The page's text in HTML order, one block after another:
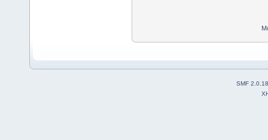
SMF 2.0.18